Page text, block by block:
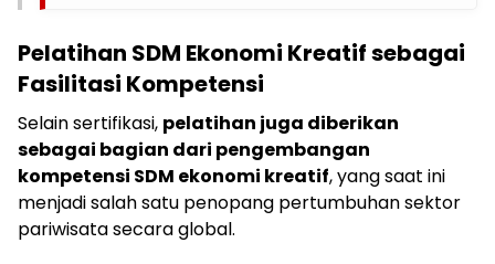
Pelatihan SDM Ekonomi Kreatif sebagai
Fasilitasi Kompetensi
Selain sertifikasi, pelatihan juga diberikan
sebagai bagian dari pengembangan
kompetensi SDM ekonomi kreatif, yang saat ini
menjadi salah satu penopang pertumbuhan sektor
pariwisata secara global.